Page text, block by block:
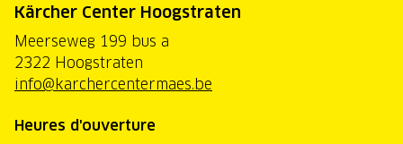
Kärcher Center Hoogstraten
Meerseweg 199 bus a
2322 Hoogstraten
info@karchercentermaes.be
Heures d'ouverture